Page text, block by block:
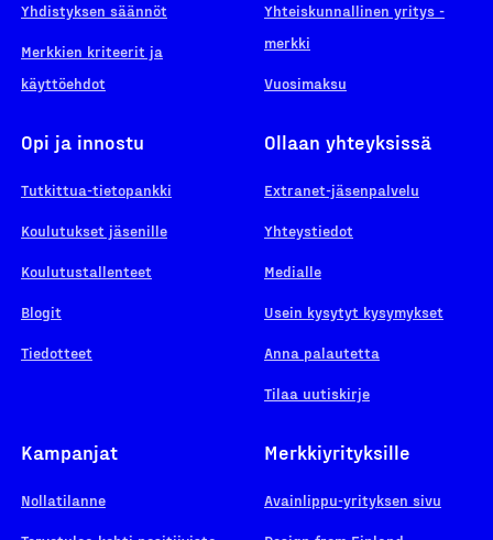
Yhdistyksen säännöt
Merkkien kriteerit ja
käyttöehdot
Yhteiskunnallinen yritys -
merkki
Vuosimaksu
Opi ja innostu
Tutkittua-tietopankki
Koulutukset jäsenille
Koulutustallenteet
Blogit
Tiedotteet
Ollaan yhteyksissä
Extranet-jäsenpalvelu
Yhteystiedot
Medialle
Usein kysytyt kysymykset
Anna palautetta
Tilaa uutiskirje
Kampanjat
Nollatilanne
Merkkiyrityksille
Avainlippu-yrityksen sivu